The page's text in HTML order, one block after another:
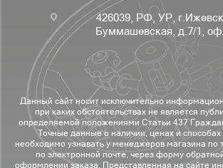
426039, РФ, УР,
Буммашевская, д.7/1,
Данный сайт носит исключительно
при каких обстоятельствах не является
определяемой положениями Статьи 437
Точные данные о наличии, ценах и
необходимо узнавать у менеджеров магазина по
по электронной почте, через форму
оформлении заказа. Представленная на сайте